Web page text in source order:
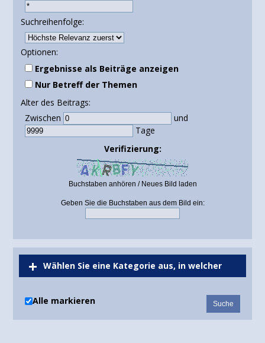
Suchreihenfolge:
Optionen:
Ergebnisse als Beiträge anzeigen
Nur Betreff der Themen
Alter des Beitrags:
Zwischen
und
Tage
Verifizierung:
Buchstaben anhören / Neues Bild laden
Geben Sie die Buchstaben aus dem Bild ein:
Wählen Sie eine Kategorie aus, in welcher
Alle markieren